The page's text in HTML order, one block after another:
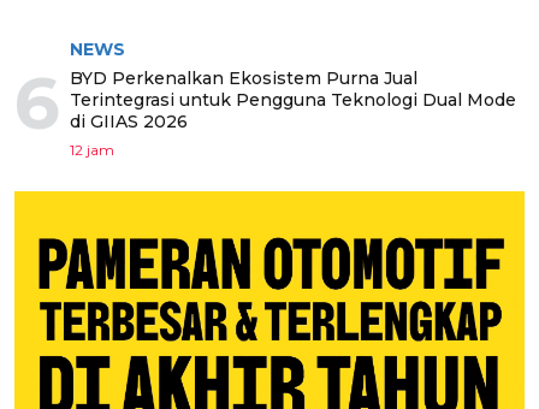
6
NEWS
BYD Perkenalkan Ekosistem Purna Jual
Terintegrasi untuk Pengguna Teknologi Dual Mode
di GIIAS 2026
12 jam